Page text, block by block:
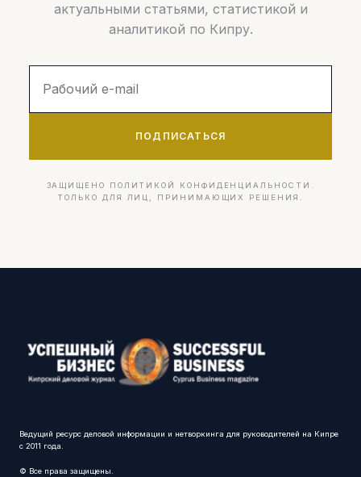
актуальными статьями, статистикой и
аналитикой по Кипру.
ПОДПИСАТЬСЯ
ЗАЩИЩЕНО ПОЛИТИКОЙ КОНФИДЕНЦИАЛЬНОСТИ.
ТОЛЬКО ДЛЯ ЛИЦ, ПРИНИМАЮЩИХ РЕШЕНИЯ.
Ведущий ресурс деловой информации и нетворкинга для руководителей на Кипре
с 2011 года.
© Все права защищены.